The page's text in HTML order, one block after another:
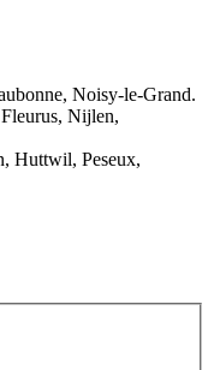
Noisy-le-Grand.
Nijlen,
Huttwil, Peseux,